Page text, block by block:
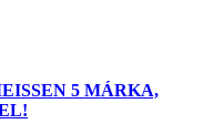
5 MÁRKA,